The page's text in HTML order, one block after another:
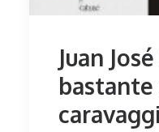
Juan